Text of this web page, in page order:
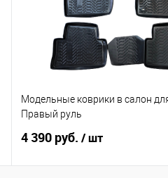
Модельные коврики в салон
Правый руль
4 390 руб. / шт